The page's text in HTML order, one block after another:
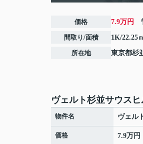
価格 7.9万円
間取り/面積 1K/22.25
所在地 東京都杉
ヴェルト杉並サウス
物件名 ヴェル
価格 7.9万円